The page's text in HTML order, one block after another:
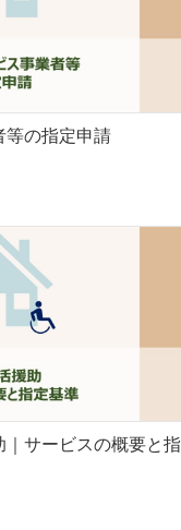
等の指定申請
サービスの概要と指